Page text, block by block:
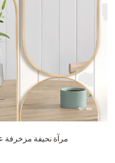
مرآة نحيفة مزخرفة